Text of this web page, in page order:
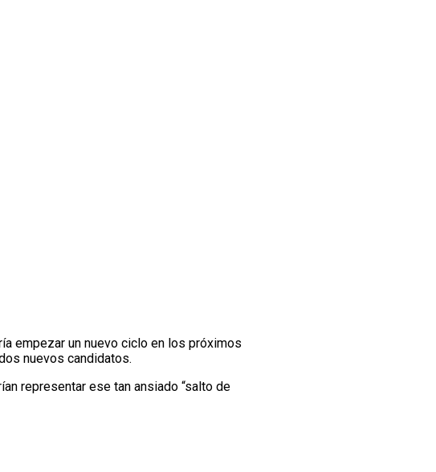
empezar un nuevo ciclo en los próximos
nuevos candidatos.
representar ese tan ansiado “salto de